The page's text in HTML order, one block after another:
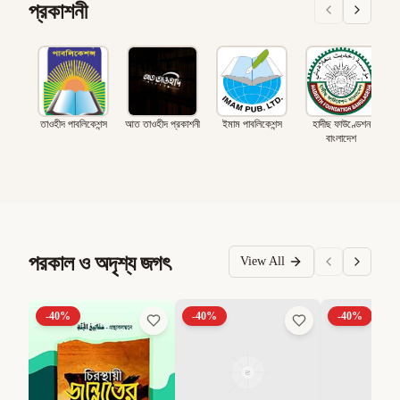
প্রকাশনী
তাওহীদ পাবলিকেশন্স আত তাওহীদ প্রকাশনী ইমাম পাবলিকেশন্স
হাদীছ ফাউণ্ডেশন
বাংলাদেশ
পরকাল ও অদৃশ্য জগৎ View All
-40% -40% -40%